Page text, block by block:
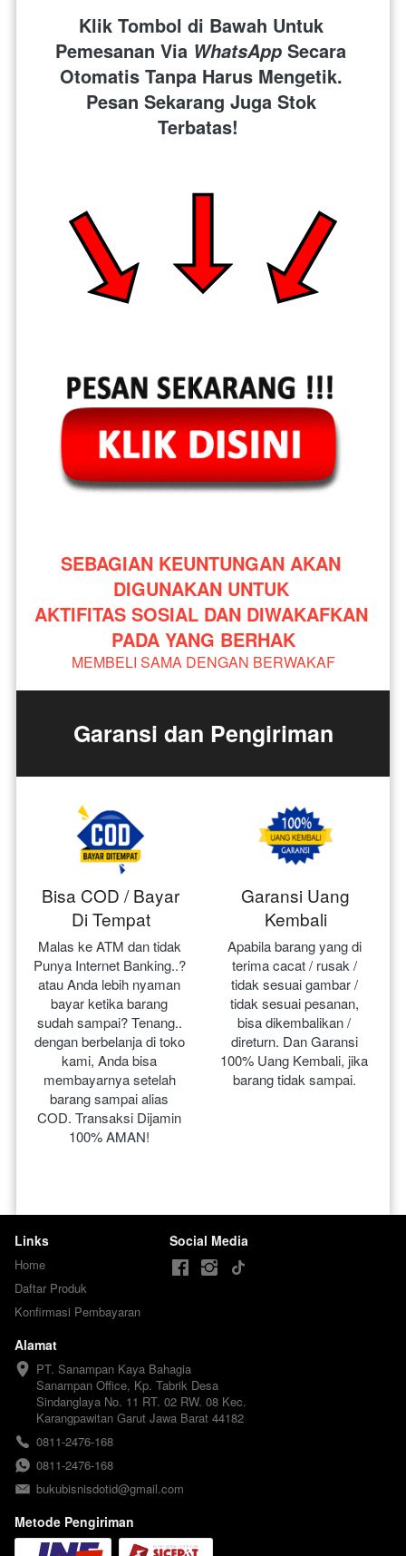
Klik Tombol di Bawah Untuk
Pemesanan Via WhatsApp Secara
Otomatis Tanpa Harus Mengetik.
Pesan Sekarang Juga Stok
Terbatas!
SEBAGIAN KEUNTUNGAN AKAN
DIGUNAKAN UNTUK
AKTIFITAS SOSIAL DAN DIWAKAFKAN
PADA YANG BERHAK
MEMBELI SAMA DENGAN BERWAKAF
Garansi dan Pengiriman
Bisa COD / Bayar
Di Tempat
Malas ke ATM dan tidak
Punya Internet Banking..?
atau Anda lebih nyaman
bayar ketika barang
sudah sampai? Tenang..
dengan berbelanja di toko
kami, Anda bisa
membayarnya setelah
barang sampai alias
COD. Transaksi Dijamin
100% AMAN!
Garansi Uang
Kembali
Apabila barang yang di
terima cacat / rusak /
tidak sesuai gambar /
tidak sesuai pesanan,
bisa dikembalikan /
direturn. Dan Garansi
100% Uang Kembali, jika
barang tidak sampai.
Links
Home
Daftar Produk
Konfirmasi Pembayaran
Social Media
Alamat
PT. Sanampan Kaya Bahagia
Sanampan Office, Kp. Tabrik Desa
Sindanglaya No. 11 RT. 02 RW. 08 Kec.
Karangpawitan Garut Jawa Barat 44182
0811-2476-168
0811-2476-168
bukubisnisdotid@gmail.com
Metode Pengiriman